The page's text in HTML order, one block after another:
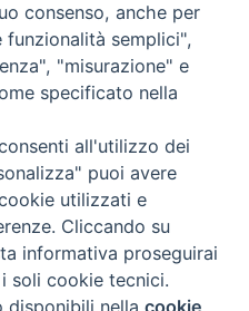
- C.F96600690588- Tutti i
- Credits
consenso, anche per
semplici",
"misurazione" e
specificato nella
all'utilizzo dei
puoi avere
utilizzati e
Cliccando su
informativa proseguirai
soli cookie tecnici.